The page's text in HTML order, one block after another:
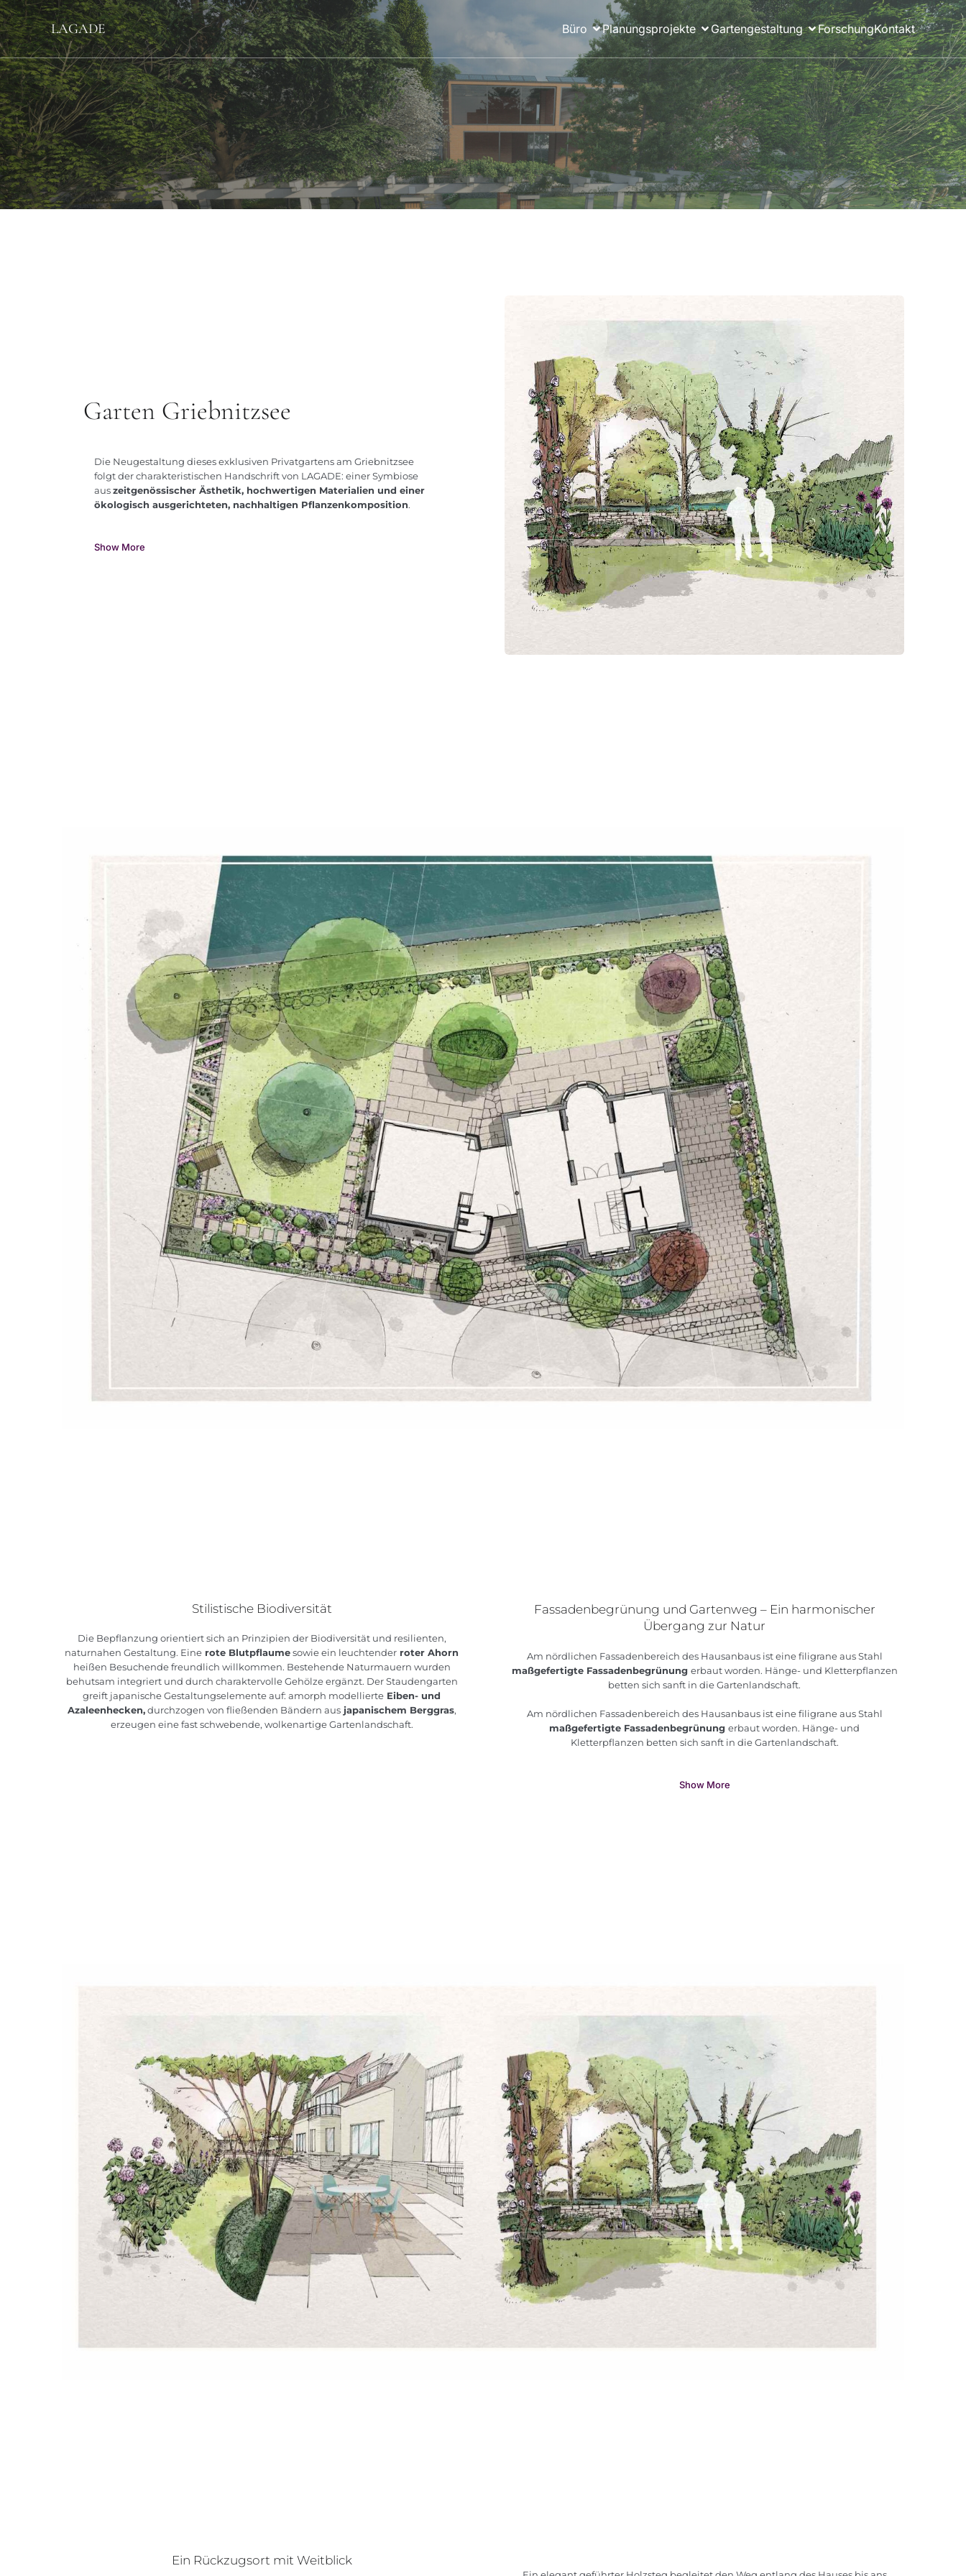
LAGADE Büro Planungsprojekte Gartengestaltung ForschungKontakt
Garten Griebnitzsee
Die Neugestaltung dieses exklusiven Privatgartens am Griebnitzsee
folgt der charakteristischen Handschrift von LAGADE: einer Symbiose
auszeitgenössischer Ästhetik, hochwertigen Materialien und einer
ökologisch ausgerichteten, nachhaltigen Pflanzenkomposition.
Show More
Stilistische Biodiversität
Die Bepflanzung orientiert sich an Prinzipien der Biodiversität und resilienten,
naturnahen Gestaltung. Eine rote Blutpflaumesowie ein leuchtender roter Ahorn
heißen Besuchende freundlich willkommen. Bestehende Naturmauern wurden
behutsam integriert und durch charaktervolle Gehölze ergänzt. Der Staudengarten
greift japanische Gestaltungselemente auf: amorph modellierte Eiben- und
Azaleenhecken,durchzogen von fließenden Bändern ausjapanischem Berggras,
erzeugen eine fast schwebende, wolkenartige Gartenlandschaft.
Fassadenbegrünung und Gartenweg – Ein harmonischer
Übergang zur Natur
Am nördlichen Fassadenbereich des Hausanbaus ist eine filigrane aus Stahl
maßgefertigte Fassadenbegrünung erbaut worden. Hänge- und Kletterpflanzen
betten sich sanft in die Gartenlandschaft.
Am nördlichen Fassadenbereich des Hausanbaus ist eine filigrane aus Stahl
maßgefertigte Fassadenbegrünung erbaut worden. Hänge- und
Kletterpflanzen betten sich sanft in die Gartenlandschaft.
Show More
Ein Rückzugsort mit Weitblick